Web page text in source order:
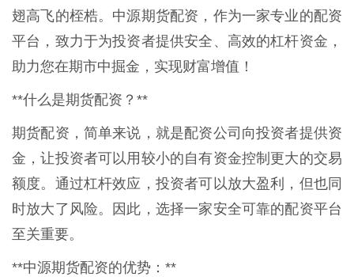
翅高飞的桎梏。中源期货配资，作为一家专业的配资
平台，致力于为投资者提供安全、高效的杠杆资金，
助力您在期市中掘金，实现财富增值！
**什么是期货配资？**
期货配资，简单来说，就是配资公司向投资者提供资
金，让投资者可以用较小的自有资金控制更大的交易
额度。通过杠杆效应，投资者可以放大盈利，但也同
时放大了风险。因此，选择一家安全可靠的配资平台
至关重要。
**中源期货配资的优势：**